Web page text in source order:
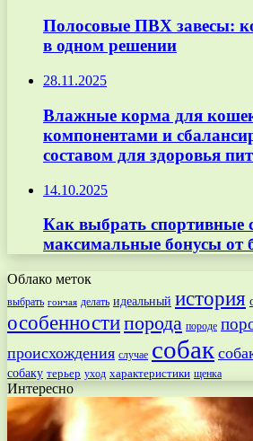
Полосовые ПВХ завесы:
в одном решении
28.11.2025
Влажные корма для
компонентами и
составом для здоровья
14.10.2025
Как выбрать спортивные
максимальные бонусы от
Облако меток
выбрать гончая делать идеальный история
особенностипорода породе
происхождения случае собак
собаку терьер уход характеристики щенка
Интересно